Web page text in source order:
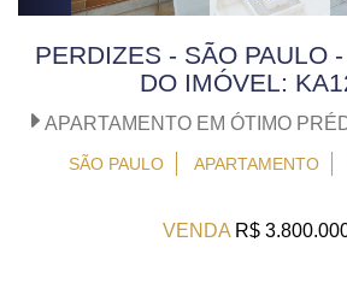
PERDIZES - SÃO PAULO
DO IMÓVEL:
APARTAMENTO EM ÓTIMO
SÃO PAULO APARTAMENTO
VENDA R$